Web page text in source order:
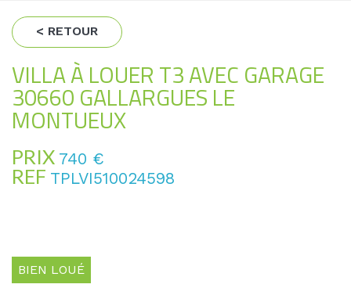
< RETOUR
VILLA À LOUER T3 AVEC GARAGE
30660 GALLARGUES LE
MONTUEUX
PRIX 740 €
REF TPLVI510024598
BIEN LOUÉ